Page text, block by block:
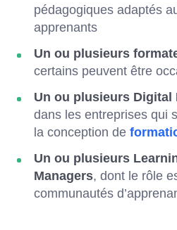
pédagogiques adaptés
apprenants
Un ou plusieurs
certains peuvent être
Un ou plusieurs Digital
dans les entreprises qui
la conception de
Un ou plusieurs
Managers, dont le rôle
communautés